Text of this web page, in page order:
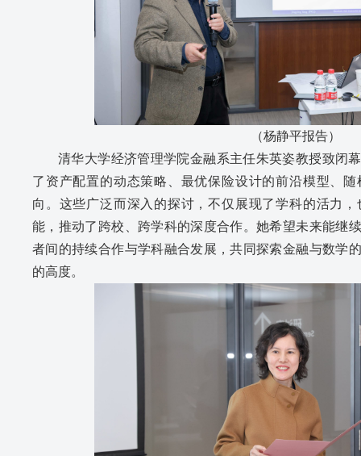
（杨静平报告）
清华大学经济管理学院金融系主任朱英姿教授致闭
了资产配置的动态策略、最优保险设计的前沿模型、
向。这些广泛而深入的探讨，不仅展现了学科的活力
能，推动了跨校、跨学科的深度合作。她希望未来能继
者间的持续合作与学科融合发展，共同探索金融与数学
的高度。